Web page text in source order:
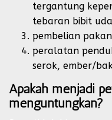
tergantung
tebaran bibit
pembelian
peralatan
serok, ember/
Apakah menjadi
menguntungkan?